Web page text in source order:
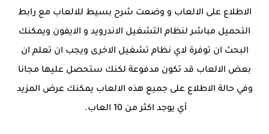
الاطلاع على الالعاب و وضعت شرح بسيط للالعاب مع رابط
التحميل مباشر لنظام التشغيل الاندرويد و الايفون ويمكنك
البحث ان توفرة لاي نظام تشغيل الاخرى ويجب ان تعلم ان
بعض الالعاب قد تكون مدفوعة لكنك ستحصل عليها مجانا
وفي حالة الاطلاع على جميع هذه الالعاب يمكنك عرض المزيد
أي يوجد اكثر من 10 العاب.